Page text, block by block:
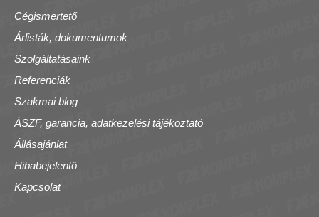
Cégismertető
Árlisták, dokumentumok
Szolgáltatásaink
Referenciák
Szakmai blog
ÁSZF, garancia, adatkezelési tájékoztató
Állásajánlat
Hibabejelentő
Kapcsolat